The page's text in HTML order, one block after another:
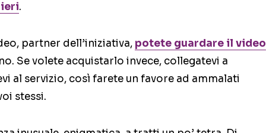
.
partner dell’iniziativa, potete guardare il video
Se volete acquistarlo invece, collegatevi a
al servizio, così farete un favore ad ammalati
stessi.